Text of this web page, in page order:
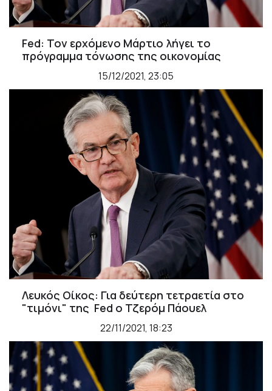
Fed: Τον ερχόμενο Μάρτιο λήγει το
πρόγραμμα τόνωσης της οικονομίας
15/12/2021, 23:05
Λευκός Οίκος: Για δεύτερη τετραετία στο
"τιμόνι" της Fed o Τζερόμ Πάουελ
22/11/2021, 18:23